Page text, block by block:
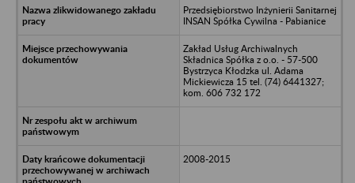
Przedsiębiorstwo Inżynierii Sanitarnej
INSAN Spółka Cywilna - Pabianice
Zakład Usług Archiwalnych
Składnica Spółka z o.o. - 57-500
Bystrzyca Kłodzka ul. Adama
Mickiewicza 15 tel. (74) 6441327;
kom. 606 732 172
2008-2015